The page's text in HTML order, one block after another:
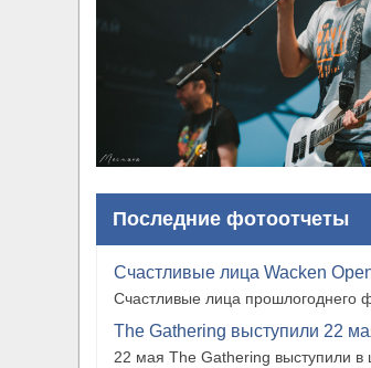
Последние фотоотчеты
Счастливые лица Wacken
Счастливые лица прошлогоднего
The Gathering выступили 22
22 мая The Gathering выступили